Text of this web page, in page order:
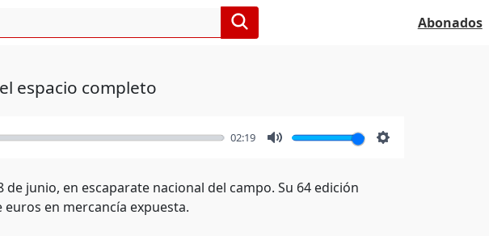
Abonados
espacio completo
02:19
junio, en escaparate nacional del campo. Su 64 edición
en mercancía expuesta.